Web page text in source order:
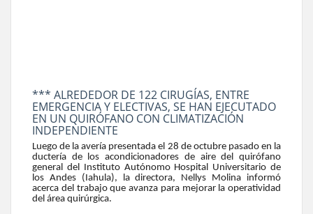
*** ALREDEDOR DE 122 CIRUGÍAS, ENTRE
EMERGENCIA Y ELECTIVAS, SE HAN EJECUTADO
EN UN QUIRÓFANO CON CLIMATIZACIÓN
INDEPENDIENTE
Luego de la avería presentada el 28 de octubre pasado en la
ductería de los acondicionadores de aire del quirófano
general del Instituto Autónomo Hospital Universitario de
los Andes (Iahula), la directora, Nellys Molina informó
acerca del trabajo que avanza para mejorar la operatividad
del área quirúrgica.